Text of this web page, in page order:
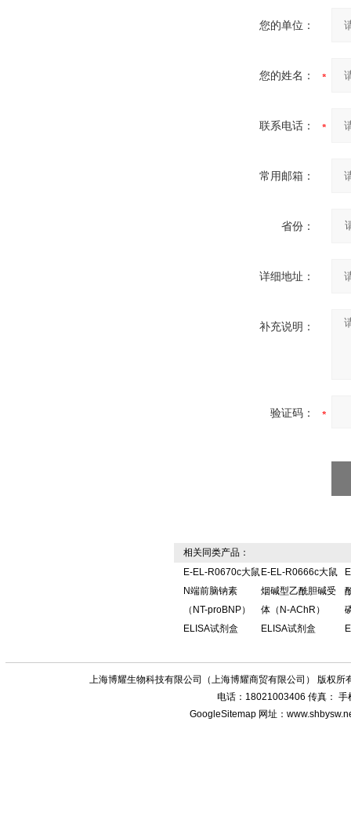
您的单位：
您的姓名：
联系电话：
常用邮箱：
省份：
详细地址：
补充说明：
验证码：
相关同类产品：
E-EL-R0670c大鼠
N端前脑钠素
（NT-proBNP）
ELISA试剂盒
E-EL-R0666c大鼠
烟碱型乙酰胆碱受
体（N-AChR）
ELISA试剂盒
上海博耀生物科技有限公司（上海博耀商贸有限公司） 版权所
电话：18021003406 传真： 手
GoogleSitemap 网址：